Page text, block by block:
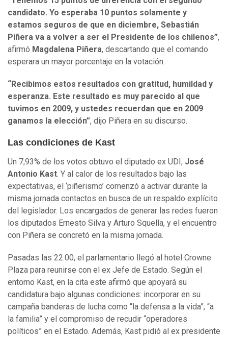
candidato. Yo esperaba 10 puntos solamente y
estamos seguros de que en diciembre, Sebastián
Piñera va a volver a ser el Presidente de los chilenos”,
afirmó Magdalena Piñera, descartando que el comando
esperara un mayor porcentaje en la votación.
“Recibimos estos resultados con gratitud, humildad y
esperanza. Este resultado es muy parecido al que
tuvimos en 2009, y ustedes recuerdan que en 2009
ganamos la elección”, dijo Piñera en su discurso.
Las condiciones de Kast
Un 7,93% de los votos obtuvo el diputado ex UDI, José
Antonio Kast. Y al calor de los resultados bajo las
expectativas, el ‘piñerismo’ comenzó a activar durante la
misma jornada contactos en busca de un respaldo explícito
del legislador. Los encargados de generar las redes fueron
los diputados Ernesto Silva y Arturo Squella, y el encuentro
con Piñera se concretó en la misma jornada.
Pasadas las 22.00, el parlamentario llegó al hotel Crowne
Plaza para reunirse con el ex Jefe de Estado. Según el
entorno Kast, en la cita este afirmó que apoyará su
candidatura bajo algunas condiciones: incorporar en su
campaña banderas de lucha como “la defensa a la vida”, “a
la familia” y el compromiso de recudir “operadores
políticos” en el Estado. Además, Kast pidió al ex presidente